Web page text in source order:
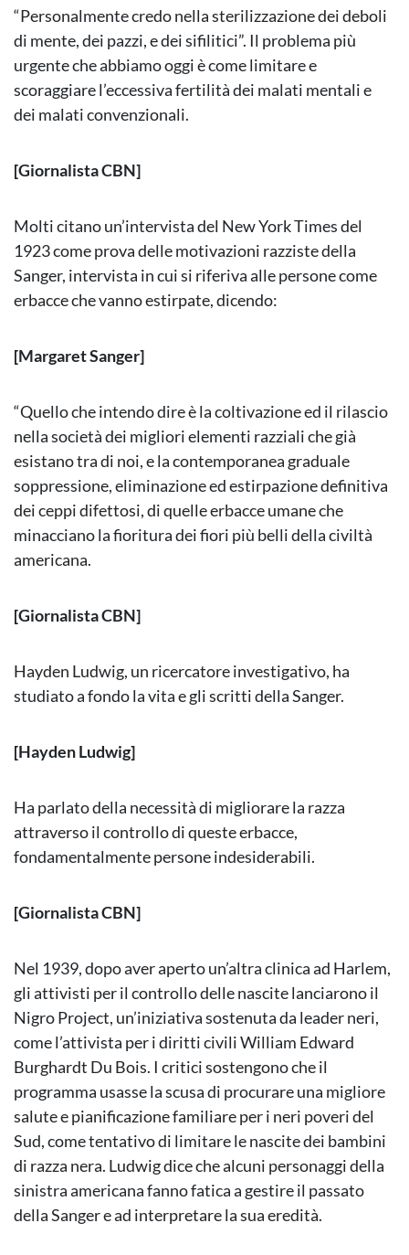
“Personalmente credo nella sterilizzazione dei deboli
di mente, dei pazzi, e dei sifilitici”. Il problema più
urgente che abbiamo oggi è come limitare e
scoraggiare l’eccessiva fertilità dei malati mentali e
dei malati convenzionali.
[Giornalista CBN]
Molti citano un’intervista del New York Times del
1923 come prova delle motivazioni razziste della
Sanger, intervista in cui si riferiva alle persone come
erbacce che vanno estirpate, dicendo:
[Margaret Sanger]
“Quello che intendo dire è la coltivazione ed il rilascio
nella società dei migliori elementi razziali che già
esistano tra di noi, e la contemporanea graduale
soppressione, eliminazione ed estirpazione definitiva
dei ceppi difettosi, di quelle erbacce umane che
minacciano la fioritura dei fiori più belli della civiltà
americana.
[Giornalista CBN]
Hayden Ludwig, un ricercatore investigativo, ha
studiato a fondo la vita e gli scritti della Sanger.
[Hayden Ludwig]
Ha parlato della necessità di migliorare la razza
attraverso il controllo di queste erbacce,
fondamentalmente persone indesiderabili.
[Giornalista CBN]
Nel 1939, dopo aver aperto un’altra clinica ad Harlem,
gli attivisti per il controllo delle nascite lanciarono il
Nigro Project, un’iniziativa sostenuta da leader neri,
come l’attivista per i diritti civili William Edward
Burghardt Du Bois. I critici sostengono che il
programma usasse la scusa di procurare una migliore
salute e pianificazione familiare per i neri poveri del
Sud, come tentativo di limitare le nascite dei bambini
di razza nera. Ludwig dice che alcuni personaggi della
sinistra americana fanno fatica a gestire il passato
della Sanger e ad interpretare la sua eredità.